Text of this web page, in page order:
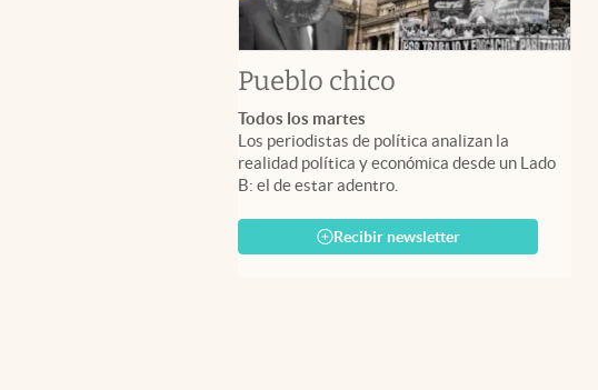
Pueblo chico
Todos los martes
Los periodistas de política analizan la
realidad política y económica desde un Lado
B: el de estar adentro.
Recibir newsletter